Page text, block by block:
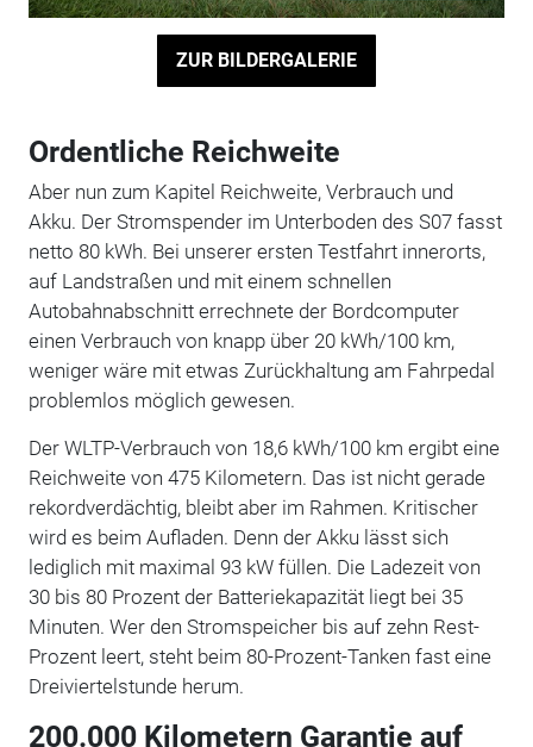
ZUR BILDERGALERIE
Ordentliche Reichweite
Aber nun zum Kapitel Reichweite, Verbrauch und
Akku. Der Stromspender im Unterboden des S07 fasst
netto 80 kWh. Bei unserer ersten Testfahrt innerorts,
auf Landstraßen und mit einem schnellen
Autobahnabschnitt errechnete der Bordcomputer
einen Verbrauch von knapp über 20 kWh/100 km,
weniger wäre mit etwas Zurückhaltung am Fahrpedal
problemlos möglich gewesen.
Der WLTP-Verbrauch von 18,6 kWh/100 km ergibt eine
Reichweite von 475 Kilometern. Das ist nicht gerade
rekordverdächtig, bleibt aber im Rahmen. Kritischer
wird es beim Aufladen. Denn der Akku lässt sich
lediglich mit maximal 93 kW füllen. Die Ladezeit von
30 bis 80 Prozent der Batteriekapazität liegt bei 35
Minuten. Wer den Stromspeicher bis auf zehn Rest-
Prozent leert, steht beim 80-Prozent-Tanken fast eine
Dreiviertelstunde herum.
200.000 Kilometern Garantie auf